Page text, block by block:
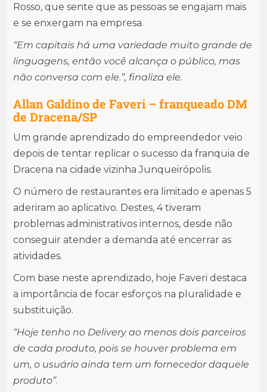
Rosso, que sente que as pessoas se engajam mais
e se enxergam na empresa.
“Em capitais há uma variedade muito grande de
linguagens, então você alcança o público, mas
não conversa com ele.”, finaliza ele.
Allan Galdino de Faveri – franqueado DM
de Dracena/SP
Um grande aprendizado do empreendedor veio
depois de tentar replicar o sucesso da franquia de
Dracena na cidade vizinha Junqueirópolis.
O número de restaurantes era limitado e apenas 5
aderiram ao aplicativo. Destes, 4 tiveram
problemas administrativos internos, desde não
conseguir atender a demanda até encerrar as
atividades.
Com base neste aprendizado, hoje Faveri destaca
a importância de focar esforços na pluralidade e
substituição.
“Hoje tenho no Delivery ao menos dois parceiros
de cada produto, pois se houver problema em
um, o usuário ainda tem um fornecedor daquele
produto”.